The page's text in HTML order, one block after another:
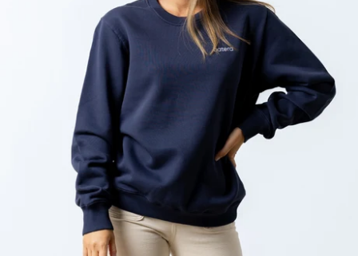
AW25 - Forever Young
AW25 - Forever Young